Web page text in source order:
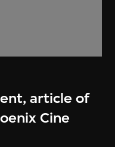
article of
Cine